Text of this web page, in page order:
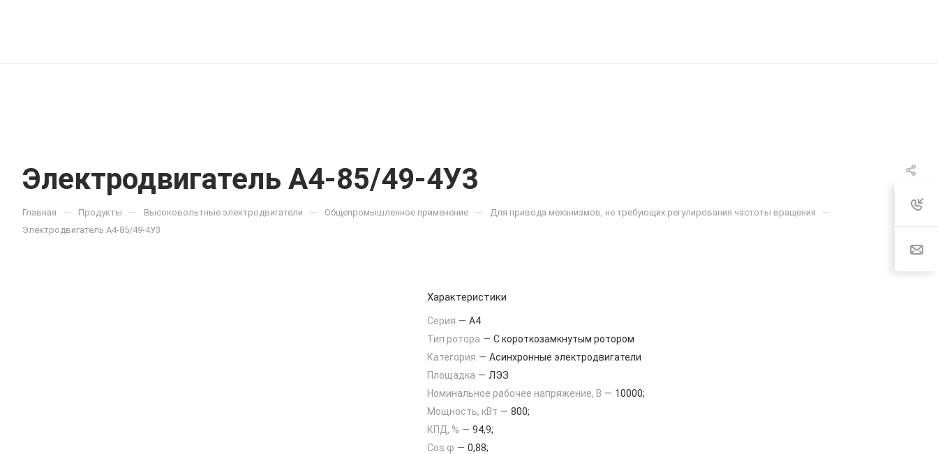
Электродвигатель А4-85/49-4У3
Главная — Продукты — Высоковольтные электродвигатели — Общепромышленное применение — Для привода механизмов, не требующих регулирования частоты вращения —
Электродвигатель А4-85/49-4У3
Характеристики
Серия — А4
Тип ротора — С короткозамкнутым ротором
Категория — Асинхронные электродвигатели
Площадка — ЛЭЗ
Номинальное рабочее напряжение, В — 10000;
Мощность, кВт — 800;
КПД, % — 94,9;
Cos φ — 0,88;